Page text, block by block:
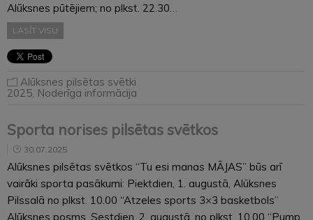
Alūksnes pūtējiem; no plkst. 22.30…
LASĪT VISU
Alūksnes pilsētas svētki
2025 Noderīga informācija
Sporta norises pilsētas svētkos
30.07.2025
Alūksnes pilsētas svētkos “Tu esi manas MĀJAS” būs arī
vairāki sporta pasākumi: Piektdien, 1. augustā, Alūksnes
Pilssalā no plkst. 10.00 “Atzeles sports 3×3 basketbols”
Alūksnes posms. Sestdien, 2. augustā, no plkst. 10.00 “Pump